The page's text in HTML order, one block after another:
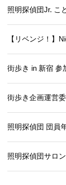
照明探偵団Jr. こ
【リベンジ！】
街歩き in 新宿 参
街歩き企画運営
照明探偵団 団員
照明探偵団サロン